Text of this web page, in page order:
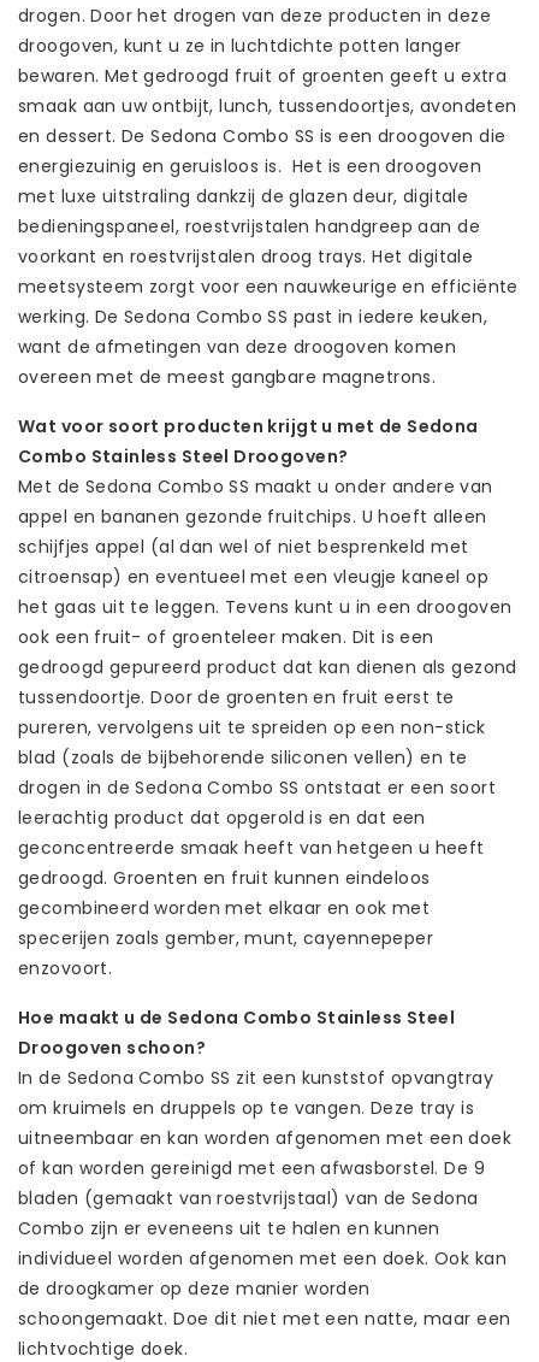
drogen. Door het drogen van deze producten in deze
droogoven, kunt u ze in luchtdichte potten langer
bewaren. Met gedroogd fruit of groenten geeft u extra
smaak aan uw ontbijt, lunch, tussendoortjes, avondeten
en dessert. De Sedona Combo SS is een droogoven die
energiezuinig en geruisloos is. Het is een droogoven
met luxe uitstraling dankzij de glazen deur, digitale
bedieningspaneel, roestvrijstalen handgreep aan de
voorkant en roestvrijstalen droog trays. Het digitale
meetsysteem zorgt voor een nauwkeurige en efficiënte
werking. De Sedona Combo SS past in iedere keuken,
want de afmetingen van deze droogoven komen
overeen met de meest gangbare magnetrons.
Wat voor soort producten krijgt u met de Sedona
Combo Stainless Steel Droogoven?
Met de Sedona Combo SS maakt u onder andere van
appel en bananen gezonde fruitchips. U hoeft alleen
schijfjes appel (al dan wel of niet besprenkeld met
citroensap) en eventueel met een vleugje kaneel op
het gaas uit te leggen. Tevens kunt u in een droogoven
ook een fruit- of groenteleer maken. Dit is een
gedroogd gepureerd product dat kan dienen als gezond
tussendoortje. Door de groenten en fruit eerst te
pureren, vervolgens uit te spreiden op een non-stick
blad (zoals de bijbehorende siliconen vellen) en te
drogen in de Sedona Combo SS ontstaat er een soort
leerachtig product dat opgerold is en dat een
geconcentreerde smaak heeft van hetgeen u heeft
gedroogd. Groenten en fruit kunnen eindeloos
gecombineerd worden met elkaar en ook met
specerijen zoals gember, munt, cayennepeper
enzovoort.
Hoe maakt u de Sedona Combo Stainless Steel
Droogoven schoon?
In de Sedona Combo SS zit een kunststof opvangtray
om kruimels en druppels op te vangen. Deze tray is
uitneembaar en kan worden afgenomen met een doek
of kan worden gereinigd met een afwasborstel. De 9
bladen (gemaakt van roestvrijstaal) van de Sedona
Combo zijn er eveneens uit te halen en kunnen
individueel worden afgenomen met een doek. Ook kan
de droogkamer op deze manier worden
schoongemaakt. Doe dit niet met een natte, maar een
lichtvochtige doek.